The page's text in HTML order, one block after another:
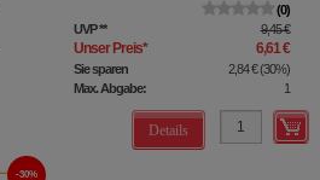
0
UVP** 9,45 €
Unser Preis* 6,61 €
Sie sparen 2,84 €(30%)
Max. Abgabe:
1
Details
30%